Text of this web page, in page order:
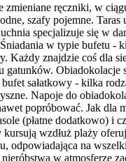
ręczniki, w
szafy pojemne.
specjalizuje się w
w typie
Każdy znajdzie coś
sałatkowy - kilka
Napoje do
popróbować. Jak
(płatne dodatkowo) i
wzdłuż plaży
odpowiadająca na
w atmosferze